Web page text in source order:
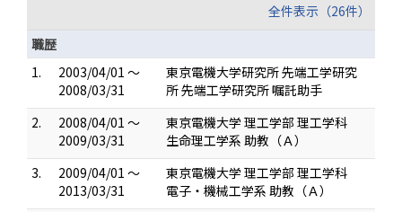
全件表示（26件）
職歴
1.
2003/04/01 ～
2008/03/31
東京電機大学研究所 先端工学研究
所 先端工学研究所 嘱託助手
2.
2008/04/01 ～
2009/03/31
東京電機大学 理工学部 理工学科
生命理工学系 助教（Ａ）
3.
2009/04/01 ～
2013/03/31
東京電機大学 理工学部 理工学科
電子・機械工学系 助教（Ａ）